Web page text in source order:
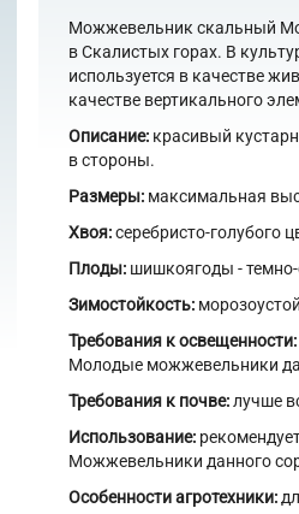
Можжевельник скальный
в Скалистых горах. В
используется в качестве
качестве вертикального
Описание: красивый
в стороны.
Размеры: максимальная
Хвоя:серебристо-голубого
Плоды: шишкоягоды -
Зимостойкость:
Требования к освещенности:
Молодые можжевельники
Требования к почве:лучше
Использование:
Можжевельники данного
Особенности агротехники: